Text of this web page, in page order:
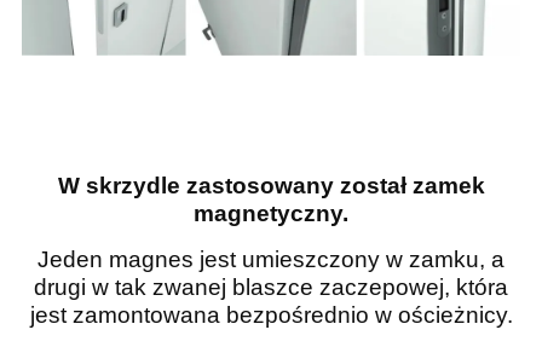
W skrzydle zastosowany został zamek
magnetyczny.
Jeden magnes jest umieszczony w zamku, a
drugi w tak zwanej blaszce zaczepowej, która
jest zamontowana bezpośrednio w ościeżnicy.